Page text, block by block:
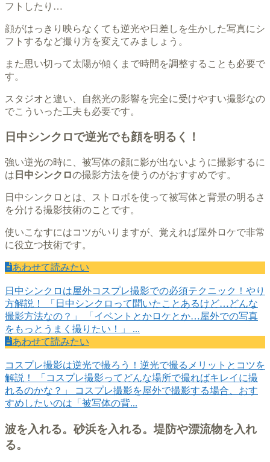
フトしたり…
顔がはっきり映らなくても逆光や日差しを生かした写真にシ
フトするなど撮り方を変えてみましょう。
また思い切って太陽が傾くまで時間を調整することも必要で
す。
スタジオと違い、自然光の影響を完全に受けやすい撮影なの
でこういった工夫も必要です。
日中シンクロで逆光でも顔を明るく！
強い逆光の時に、被写体の顔に影が出ないように撮影するに
は 日中シンクロの撮影方法を使うのがおすすめです。
日中シンクロとは、ストロボを使って被写体と背景の明るさ
を分ける撮影技術のことです。
使いこなすにはコツがいりますが、覚えれば屋外ロケで非常
に役立つ技術です。
あわせて読みたい
日中シンクロは屋外コスプレ撮影での必須テクニック！やり
方解説！
「日中シンクロって聞いたことあるけど…どんな
撮影方法なの？」 「イベントとかロケとか…屋外での写真
をもっとうまく撮りたい！」 ...
あわせて読みたい
コスプレ撮影は逆光で撮ろう！逆光で撮るメリットとコツを
解説！
「コスプレ撮影ってどんな場所で撮ればキレイに撮
れるのかな？」 コスプレ撮影を屋外で撮影する場合、おす
すめしたいのは「被写体の背...
波を入れる。砂浜を入れる。堤防や漂流物を入れ
る。